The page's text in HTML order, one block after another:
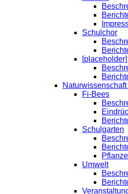
Schulchor
Fi-Bees
Schulgarten
Umwelt